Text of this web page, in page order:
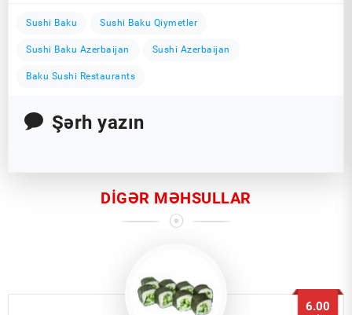
Sushi Baku Sushi Baku Qiymetler
Sushi Baku Azerbaijan Sushi Azerbaijan
Baku Sushi Restaurants
Şərh yazın
DIGƏR MƏHSULLAR
6.00